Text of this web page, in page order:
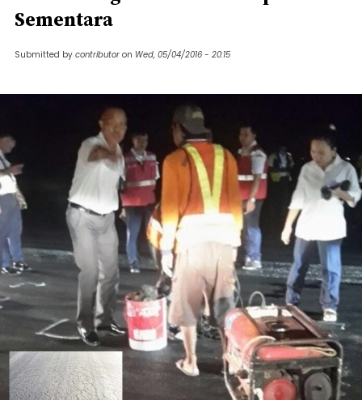
Sementara
Submitted by contributor on Wed, 05/04/2016 - 20:15